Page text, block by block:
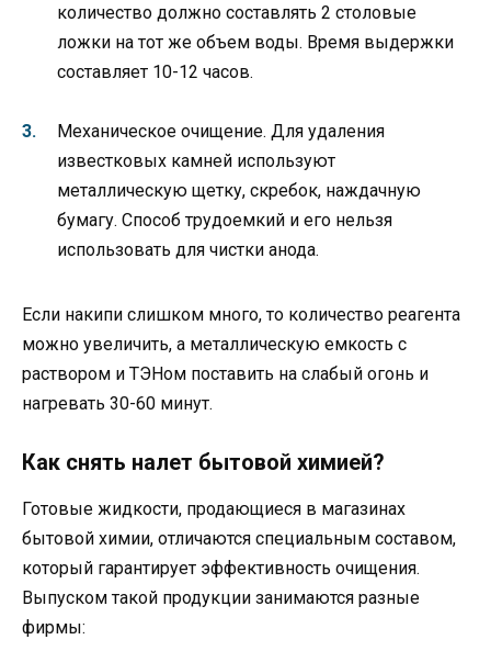
количество должно составлять 2 столовые
ложки на тот же объем воды. Время выдержки
составляет 10-12 часов.
Механическое очищение. Для удаления
известковых камней используют
металлическую щетку, скребок, наждачную
бумагу. Способ трудоемкий и его нельзя
использовать для чистки анода.
Если накипи слишком много, то количество реагента
можно увеличить, а металлическую емкость с
раствором и ТЭНом поставить на слабый огонь и
нагревать 30-60 минут.
Как снять налет бытовой химией?
Готовые жидкости, продающиеся в магазинах
бытовой химии, отличаются специальным составом,
который гарантирует эффективность очищения.
Выпуском такой продукции занимаются разные
фирмы: